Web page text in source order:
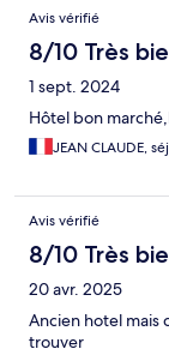
Avis vérifié
8/10 Très
1 sept. 2024
Hôtel bon
JEAN CLAUDE,
Avis vérifié
8/10 Très
20 avr. 2025
Ancien hotel mais
trouver